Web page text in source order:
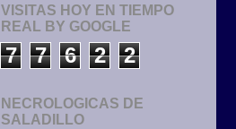
VISITAS HOY EN TIEMPO
REAL BY GOOGLE
7 7 6 2 2
NECROLOGICAS DE
SALADILLO